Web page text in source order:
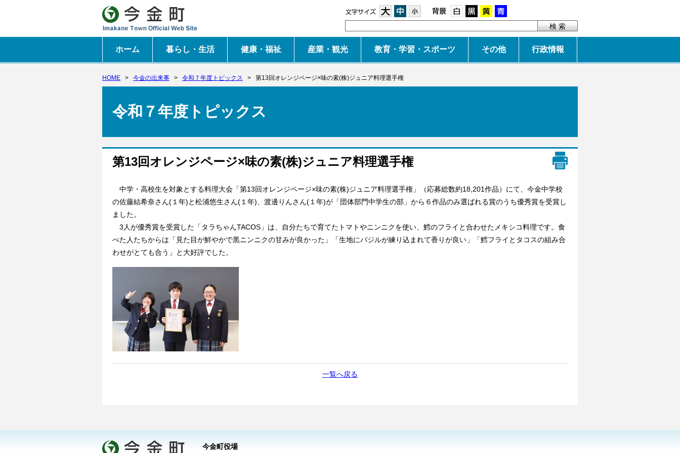
大 中 白 黒 黄
ホーム 暮らし・生活 健康・福祉 産業・観光 教育・学習・スポーツ その他 行政情報
HOME > 今金の出来事 > 令和７年度トピックス > 第13回オレンジページ×味の素(株)ジュニア料理選手権
令和７年度トピックス
第13回オレンジページ×味の素(株)ジュニア料理選手権
中学・高校生を対象とする料理大会「第13回オレンジページ×味の素(株)ジュニア料理選手権」（応募総数約18,201作品）にて、今金中学校
の佐藤結希奈さん(１年)と松浦悠生さん(１年)、渡邊りんさん(１年)が「団体部門中学生の部」から６作品のみ選ばれる賞のうち優秀賞を受賞し
ました。
3人が優秀賞を受賞した「タラちゃんTACOS」は、自分たちで育てたトマトやニンニクを使い、鱈のフライと合わせたメキシコ料理です。食
べた人たちからは「見た目が鮮やかで黒ニンニクの甘みが良かった」「生地にバジルが練り込まれて香りが良い」「鱈フライとタコスの組み合
わせがとても合う」と大好評でした。
一覧へ戻る
今金町役場